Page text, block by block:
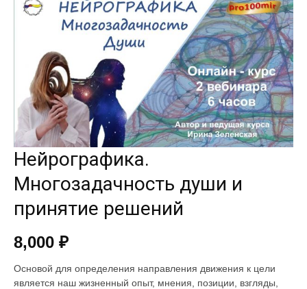
Нейрографика.
Многозадачность души и
принятие решений
8,000 ₽
Основой для определения направления движения к цели
является наш жизненный опыт, мнения, позиции, взгляды,